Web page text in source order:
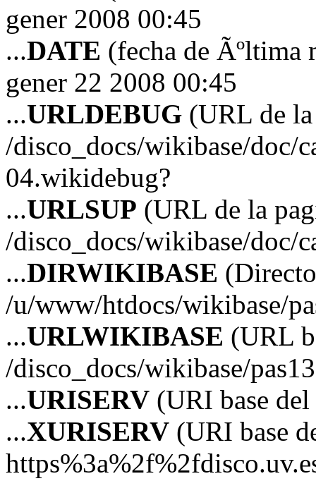
gener 2008 00:45
...DATE (fecha de
gener 22 2008 00:45
...URLDEBUG (URL de
/disco_docs/wikibase/doc/
04.wikidebug?
...URLSUP (URL de la
/disco_docs/wikibase/doc/
...DIRWIKIBASE
/u/www/htdocs/wikibase/
...URLWIKIBASE (URL
/disco_docs/wikibase/pas13
...URISERV (URI base
...XURISERV (URI base